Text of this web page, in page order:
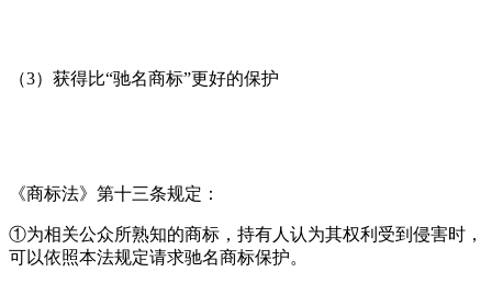
（3）获得比“驰名商标”更好的保护
《商标法》第十三条规定：
①为相关公众所熟知的商标，持有人认为其权利受到侵害时，
可以依照本法规定请求驰名商标保护。